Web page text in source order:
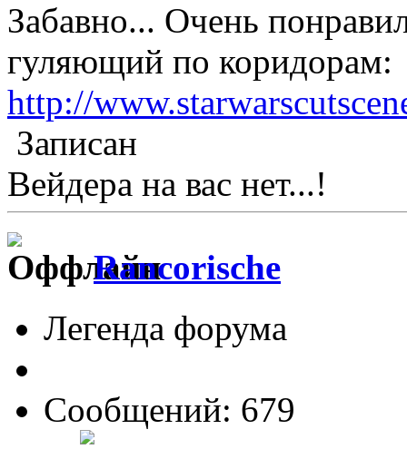
Забавно... Очень
гуляющий по коридорам:
http://
Записан
Вейдера на вас нет...!
Rancorische
Легенда форума
Сообщений: 679